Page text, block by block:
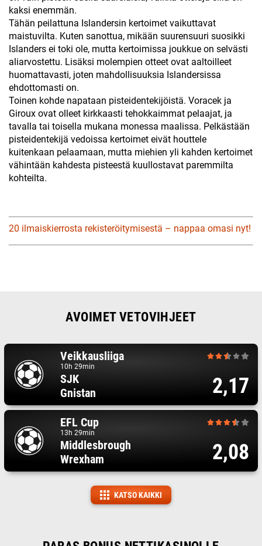
kaksi enemmän.
Tähän peilattuna Islandersin kertoimet vaikuttavat
maistuvilta. Kuten sanottua, mikään suurensuuri suosikki
Islanders ei toki ole, mutta kertoimissa joukkue on selvästi
aliarvostettu. Lisäksi molempien otteet ovat aaltoilleet
huomattavasti, joten mahdollisuuksia Islandersissa
ehdottomasti on.
Toinen kohde napataan pisteidentekijöistä. Voracek ja
Giroux ovat olleet kirkkaasti tehokkaimmat pelaajat, ja
tavalla tai toisella mukana monessa maalissa. Pelkästään
pisteidentekijä vedoissa kertoimet eivät houttele
kuitenkaan pelaamaan, mutta miehien yli kahden kertoimet
vähintään kahdesta pisteestä kuullostavat paremmilta
kohteilta.
20 ilmaiskierrosta rekisteröitymisestä – nappaa omasi nyt!
AVOIMET VETOVIHJEET
Veikkausliiga
10h 29min
SJK
Gnistan
2,17
EFL Cup
13h 29min
Middlesbrough
Wrexham
2,08
KATSO KAIKKI